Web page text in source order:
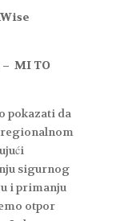
– MI TO
pokazati da
sigurnog
i primanju
otpor